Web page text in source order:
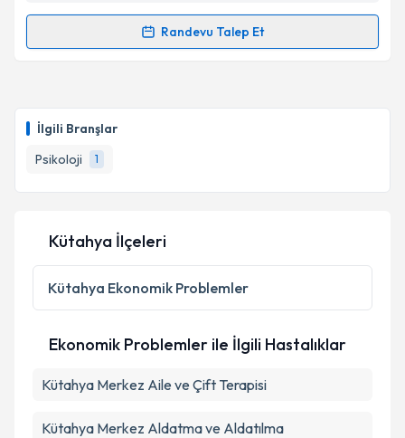
İlgili Branşlar
Psikoloji
1
Randevu Talep Et
Randevu Takvimi Talebi
takvim hazırlandığında e-posta ile bilgilendireceğiz.
E-posta Adresiniz
Kişisel verilerimin işlenmesine ilişkinAydınlatma
Metni 'ni okudum ve kişisel verilerimin belirtilen
kapsamda işlenmesini kabul ediyorum.
Takvim Talebini Gönder
Kütahya İlçeleri
Kütahya Ekonomik Problemler
Ekonomik Problemler ile İlgili Hastalıklar
Kütahya Merkez Aile ve Çift Terapisi
Kütahya Merkez Aldatma ve Aldatılma